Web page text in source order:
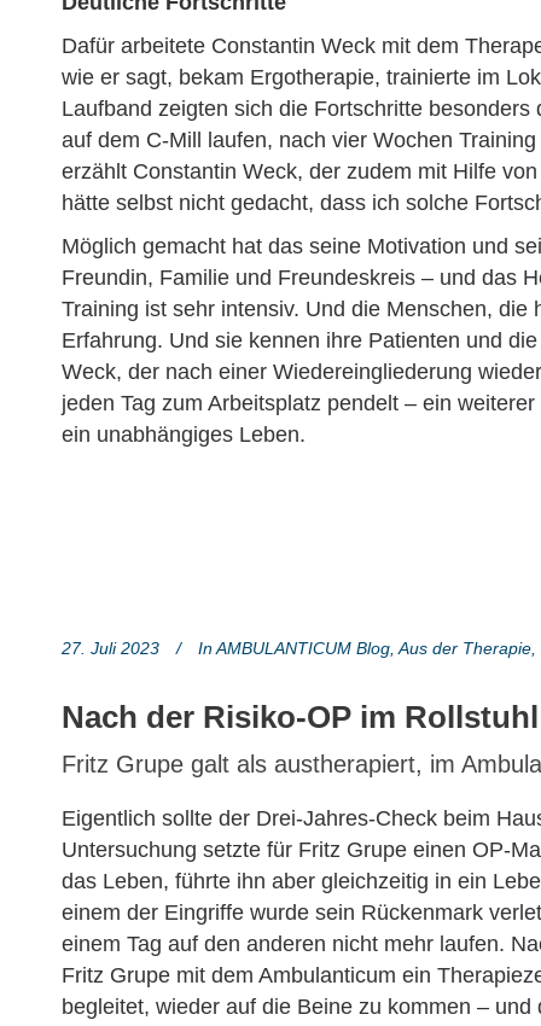
Dafür arbeitete Constantin Weck mit dem
wie er sagt, bekam Ergotherapie, trainierte im
Laufband zeigten sich die Fortschritte
auf dem C-Mill laufen, nach vier Wochen
erzählt Constantin Weck, der zudem mit Hilfe
hätte selbst nicht gedacht, dass ich solche
Möglich gemacht hat das seine Motivation und
Freundin, Familie und Freundeskreis – und das
Training ist sehr intensiv. Und die Menschen, die
Erfahrung. Und sie kennen ihre Patienten und
Weck, der nach einer Wiedereingliederung
jeden Tag zum Arbeitsplatz pendelt – ein
ein unabhängiges Leben.
27. Juli 2023 InAMBULANTICUM Blog Aus der Therapie
Nach der Risiko-OP im Rollstuhl
Fritz Grupe galt als austherapiert, im
Eigentlich sollte der Drei-Jahres-Check beim
Untersuchung setzte für Fritz Grupe einen OP-
das Leben, führte ihn aber gleichzeitig in ein
einem der Eingriffe wurde sein Rückenmark
einem Tag auf den anderen nicht mehr laufen.
Fritz Grupe mit dem Ambulanticum ein
begleitet, wieder auf die Beine zu kommen –